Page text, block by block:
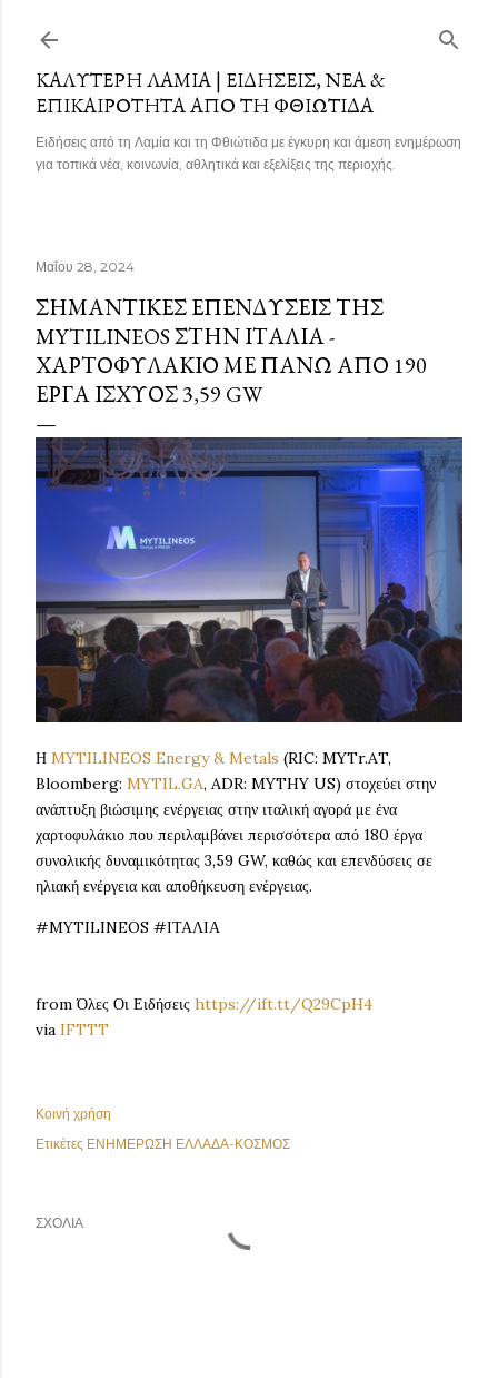
ΚΑΛΎΤΕΡΗ ΛΑΜΊΑ | ΕΙΔΉΣΕΙΣ, ΝΈΑ &
ΕΠΙΚΑΙΡΌΤΗΤΑ ΑΠΌ ΤΗ ΦΘΙΏΤΙΔΑ
Ειδήσεις από τη Λαμία και τη Φθιώτιδα με έγκυρη και άμεση ενημέρωση
για τοπικά νέα, κοινωνία, αθλητικά και εξελίξεις της περιοχής.
Μαΐου 28, 2024
ΣΗΜΑΝΤΙΚΈΣ ΕΠΕΝΔΎΣΕΙΣ ΤΗΣ
MYTILINEOS ΣΤΗΝ ΙΤΑΛΊΑ -
ΧΑΡΤΟΦΥΛΆΚΙΟ ΜΕ ΠΆΝΩ ΑΠΌ 190
ΈΡΓΑ ΙΣΧΎΟΣ 3,59 GW
Η MYTILINEOS Energy & Metals (RIC: MYTr.AT,
Bloomberg: MYTIL.GA, ADR: MYTHY US) στοχεύει στην
ανάπτυξη βιώσιμης ενέργειας στην ιταλική αγορά με ένα
χαρτοφυλάκιο που περιλαμβάνει περισσότερα από 180 έργα
συνολικής δυναμικότητας 3,59 GW, καθώς και επενδύσεις σε
ηλιακή ενέργεια και αποθήκευση ενέργειας.
#MYTILINEOS #ΙΤΑΛΙΑ
from Όλες Οι Ειδήσεις https://ift.tt/Q29CpH4
via IFTTT
Κοινή χρήση
Ετικέτες ΕΝΗΜΕΡΩΣΗ ΕΛΛΑΔΑ-ΚΟΣΜΟΣ
ΣΧΌΛΙΑ